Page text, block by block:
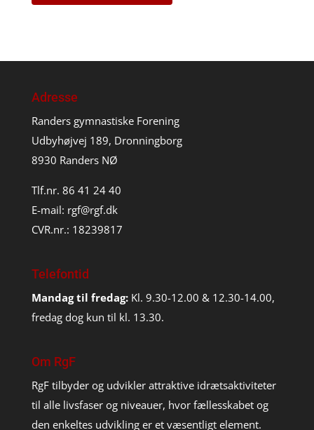
Adresse
Randers gymnastiske Forening
Udbyhøjvej 189, Dronningborg
8930 Randers NØ
Tlf.nr. 86 41 24 40
E-mail: rgf@rgf.dk
CVR.nr.: 18239817
Telefontid
Mandag til fredag: Kl. 9.30-12.00 & 12.30-14.00,
fredag dog kun til kl. 13.30.
Om RgF
RgF tilbyder og udvikler attraktive idrætsaktiviteter
til alle livsfaser og niveauer, hvor fællesskabet og
den enkeltes udvikling er et væsentligt element.